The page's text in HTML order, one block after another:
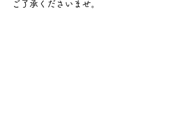
​ご了承くださいませ。